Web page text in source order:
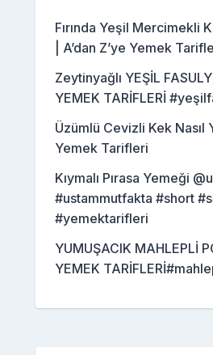
Fırında Yeşil Mercimekli
| A’dan Z’ye Yemek
Zeytinyağlı YEŞİL
YEMEK TARİFLERİ
Üzümlü Cevizli Kek Nasıl
Yemek Tarifleri
Kıymalı Pırasa Yemeği
#ustammutfakta #short
#yemektarifleri
YUMUŞACIK MAHLEPLİ
YEMEK